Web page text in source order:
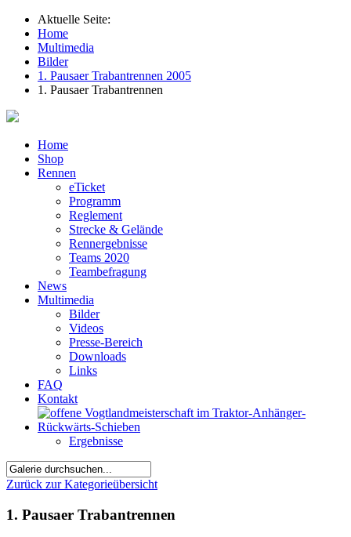
Aktuelle Seite:
Home
Multimedia
Bilder
1. Pausaer Trabantrennen 2005
1. Pausaer Trabantrennen
Home
Shop
Rennen
eTicket
Programm
Reglement
Strecke & Gelände
Rennergebnisse
Teams 2020
Teambefragung
News
Multimedia
Bilder
Videos
Presse-Bereich
Downloads
Links
FAQ
Kontakt
Ergebnisse
Zurück zur Kategorieübersicht
1. Pausaer Trabantrennen